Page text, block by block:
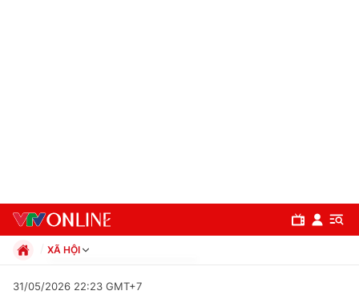
XÃ HỘI
Xã hội
31/05/2026 22:23 GMT+7